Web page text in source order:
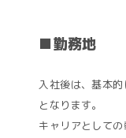
■勤務地
入社後は、基本
となります。
キャリアとして